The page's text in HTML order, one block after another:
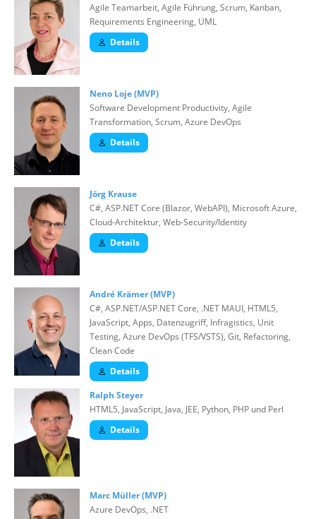
Agile Teamarbeit, Agile Führung, Scrum, Kanban,
Requirements Engineering, UML
Details
Neno Loje (MVP)
Software Development Productivity, Agile
Transformation, Scrum, Azure DevOps
Details
Jörg Krause
C#, ASP.NET Core (Blazor, WebAPI), Microsoft Azure,
Cloud-Architektur, Web-Security/Identity
Details
André Krämer (MVP)
C#, ASP.NET/ASP.NET Core, .NET MAUI, HTML5,
JavaScript, Apps, Datenzugriff, Infragistics, Unit
Testing, Azure DevOps (TFS/VSTS), Git, Refactoring,
Clean Code
Details
Ralph Steyer
HTML5, JavaScript, Java, JEE, Python, PHP und Perl
Details
Marc Müller (MVP)
Azure DevOps, .NET